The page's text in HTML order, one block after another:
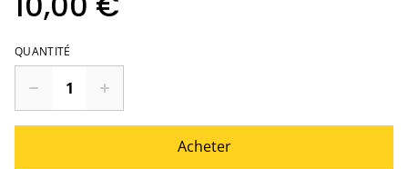
QUANTITÉ
Acheter